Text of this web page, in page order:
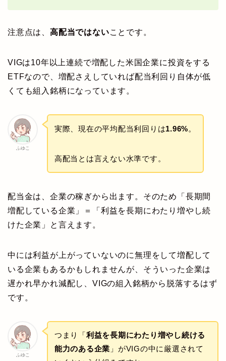
注意点は、 高配当ではないことです。
VIGは10年以上連続で増配した米国企業に投資をする
ETFなので、増配さえしていれば配当利回り自体が低
くても組入銘柄になっています。
ふゆこ
実際、現在の平均配当利回りは1.96%。
高配当とは言えない水準です。
配当金は、企業の稼ぎから出ます。そのため「長期間
増配している企業」＝「利益を長期にわたり増やし続
けた企業」と言えます。
中には利益が上がっていないのに無理をして増配して
いる企業もあるかもしれませんが、そういった企業は
遅かれ早かれ減配し、VIGの組入銘柄から脱落するはず
です。
ふゆこ
つまり「利益を長期にわたり増やし続ける
能力のある企業 」がVIGの中に厳選されて